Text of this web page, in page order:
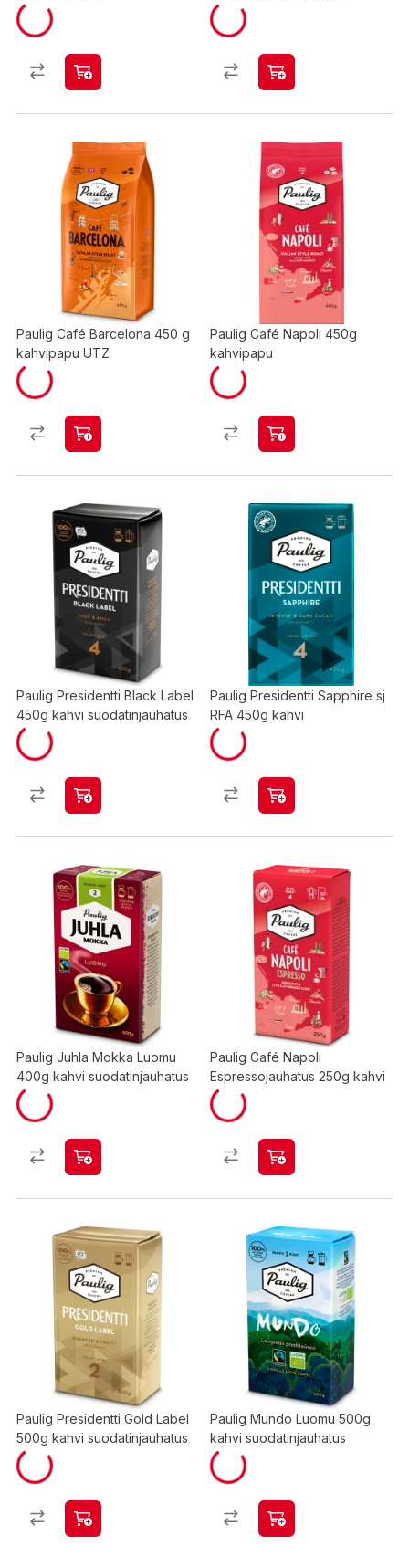
Paulig Café Barcelona 450 g
kahvipapu UTZ
Paulig Café Napoli 450g
kahvipapu
Paulig Presidentti Black Label
450g kahvi suodatinjauhatus
Paulig Presidentti Sapphire sj
RFA 450g kahvi
Paulig Juhla Mokka Luomu
400g kahvi suodatinjauhatus
Paulig Café Napoli
Espressojauhatus 250g kahvi
Paulig Presidentti Gold Label
500g kahvi suodatinjauhatus
Paulig Mundo Luomu 500g
kahvi suodatinjauhatus